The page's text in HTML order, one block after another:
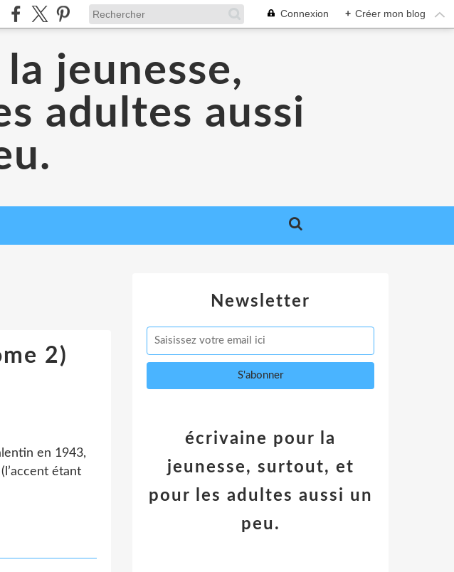
Connexion + Créer mon blog
jeunesse,
adultes aussi
2)
en 1943,
étant
Newsletter
écrivaine pour la
jeunesse, surtout, et
pour les adultes aussi un
peu.